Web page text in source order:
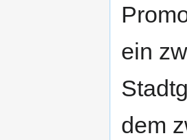
ein
dem